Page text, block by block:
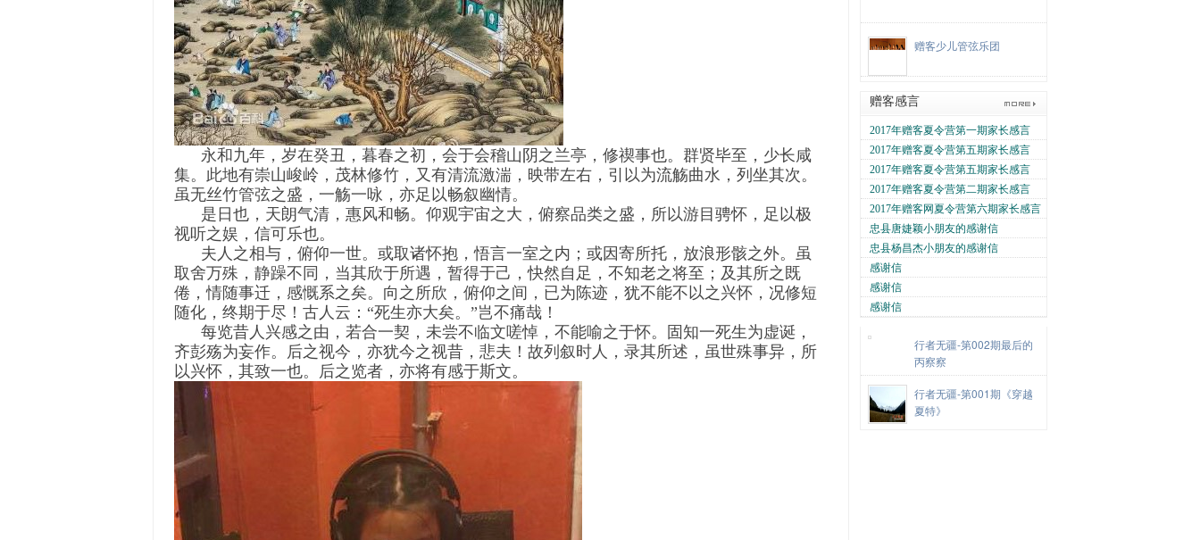
永和九年，岁在癸丑，暮春之初，会于会稽山阴之兰亭，修禊事也。群贤毕至，少长咸
集。此地有崇山峻岭，茂林修竹，又有清流激湍，映带左右，引以为流觞曲水，列坐其次。
虽无丝竹管弦之盛，一觞一咏，亦足以畅叙幽情。
是日也，天朗气清，惠风和畅。仰观宇宙之大，俯察品类之盛，所以游目骋怀，足以极
视听之娱，信可乐也。
夫人之相与，俯仰一世。或取诸怀抱，悟言一室之内；或因寄所托，放浪形骸之外。虽
取舍万殊，静躁不同，当其欣于所遇，暂得于己，快然自足，不知老之将至；及其所之既
倦，情随事迁，感慨系之矣。向之所欣，俯仰之间，已为陈迹，犹不能不以之兴怀，况修短
随化，终期于尽！古人云：“死生亦大矣。”岂不痛哉！
每览昔人兴感之由，若合一契，未尝不临文嗟悼，不能喻之于怀。固知一死生为虚诞，
齐彭殇为妄作。后之视今，亦犹今之视昔，悲夫！故列叙时人，录其所述，虽世殊事异，所
以兴怀，其致一也。后之览者，亦将有感于斯文。
赠客少儿管弦乐团
赠客感言
2017年赠客夏令营第一期家长感言
2017年赠客夏令营第五期家长感言
2017年赠客夏令营第五期家长感言
2017年赠客夏令营第二期家长感言
2017年赠客网夏令营第六期家长感言
忠县唐婕颖小朋友的感谢信
忠县杨昌杰小朋友的感谢信
感谢信
感谢信
感谢信
行者无疆-第002期最后的
丙察察
行者无疆-第001期《穿越
夏特》